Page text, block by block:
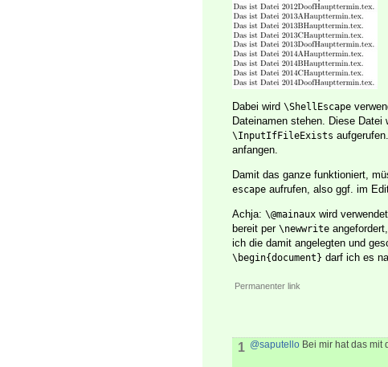
Dabei wird \ShellEscape
Dateinamen stehen. Diese Datei
\InputIfFileExists
anfangen.
Damit das ganze funktioniert,
escape aufrufen, also ggf. im
Achja: \@mainaux wird
bereit per \newwrite
ich die damit angelegten und
\begin{document} darf ich es
Permanenter link
1 @saputello Bei mir hat das mit